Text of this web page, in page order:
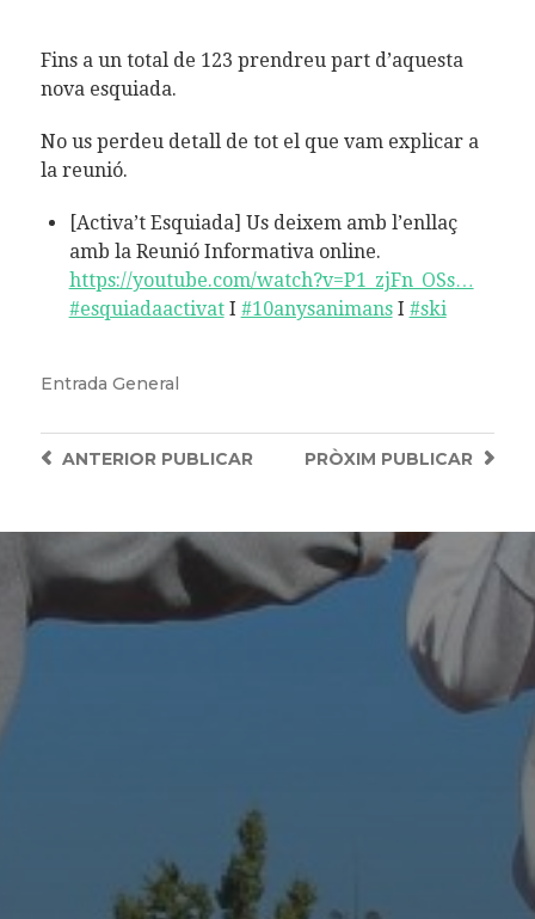
Fins a un total de 123 prendreu part d’aquesta
nova esquiada.
No us perdeu detall de tot el que vam explicar a
la reunió.
[Activa’t Esquiada] Us deixem amb l’enllaç
amb la Reunió Informativa online.
https://youtube.com/watch?v=P1_zjFn_OSs…
#esquiadaactivatI #10anysanimansI #ski
Entrada General
PRÒXIM PUBLICAR
ANTERIORPUBLICAR